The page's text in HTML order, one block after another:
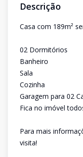
Descrição
Casa com 189m²
02 Dormitórios
Banheiro
Sala
Cozinha
Garagem para 02
Fica no imóvel
Para mais
visita!